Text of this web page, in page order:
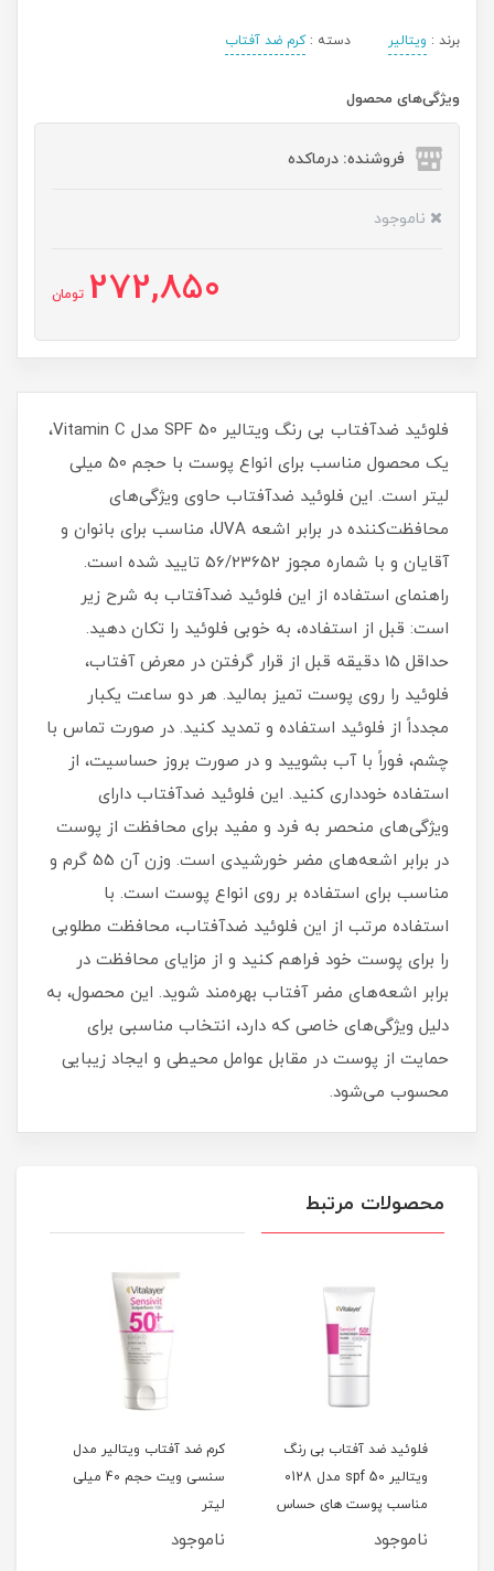
برند : ویتالیر دسته :کرم ضد آفتاب
ویژگی‌های محصول
فروشنده: درماکده
ناموجود
272,850 تومان
فلوئید ضدآفتاب بی رنگ ویتالیر SPF 50 مدل Vitamin C،
یک محصول مناسب برای انواع پوست با حجم 50 میلی
لیتر است. این فلوئید ضدآفتاب حاوی ویژگی‌های
محافظت‌کننده در برابر اشعه UVA، مناسب برای بانوان و
آقایان و با شماره مجوز 56/23652 تایید شده است.
راهنمای استفاده از این فلوئید ضدآفتاب به شرح زیر
است: قبل از استفاده، به خوبی فلوئید را تکان دهید.
حداقل 15 دقیقه قبل از قرار گرفتن در معرض آفتاب،
فلوئید را روی پوست تمیز بمالید. هر دو ساعت یکبار
مجدداً از فلوئید استفاده و تمدید کنید. در صورت تماس با
چشم، فوراً با آب بشویید و در صورت بروز حساسیت، از
استفاده خودداری کنید. این فلوئید ضدآفتاب دارای
ویژگی‌های منحصر به فرد و مفید برای محافظت از پوست
در برابر اشعه‌های مضر خورشیدی است. وزن آن 55 گرم و
مناسب برای استفاده بر روی انواع پوست است. با
استفاده مرتب از این فلوئید ضدآفتاب، محافظت مطلوبی
را برای پوست خود فراهم کنید و از مزایای محافظت در
برابر اشعه‌های مضر آفتاب بهره‌مند شوید. این محصول، به
دلیل ویژگی‌های خاصی که دارد، انتخاب مناسبی برای
حمایت از پوست در مقابل عوامل محیطی و ایجاد زیبایی
محسوب می‌شود.
محصولات مرتبط
فلوئید ضد آفتاب بی رنگ
ویتالیر spf 50 مدل 0128
مناسب پوست های حساس
حجم 50 میلی لیتر
ناموجود
کرم ضد آفتاب ویتالیر مدل
سنسى ویت حجم 40 میلی
لیتر
ناموجود